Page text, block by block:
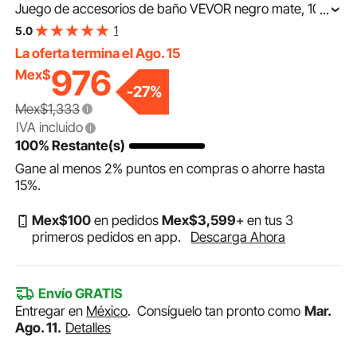
Juego de accesorios de baño VEVOR negro mate, 10
piezas, 2 barras de toalla de acero inoxidable de 61 cm,
2 toalleros, 4 ganchos para toallas y 2 portarrollos de
...
5.0 1
La oferta termina el Ago. 15
Mex$976
Mex$1,333
-27%
IVA incluido
100% Restante(s)
Gane al menos 2% puntos en compras o ahorre hasta
15%.
Mex$100 en pedidosMex$3,599+ en tus 3
primeros pedidos en app.
Descarga Ahora
Envío GRATIS
Entregar en México.Consíguelo tan pronto como Mar.
Ago. 11. Detalles